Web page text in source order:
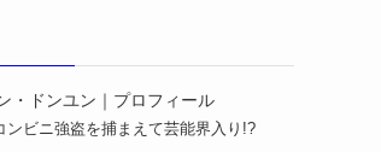
・ドンユン｜プロフィール
ンビニ強盗を捕まえて芸能界入り!?